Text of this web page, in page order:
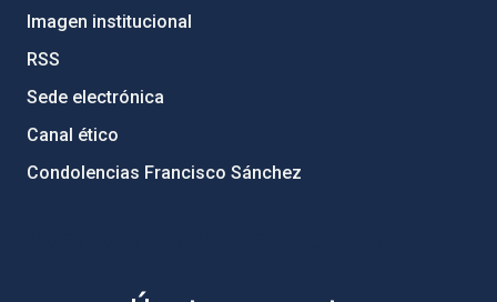
Imagen institucional
RSS
Sede electrónica
Canal ético
Condolencias Francisco Sánchez